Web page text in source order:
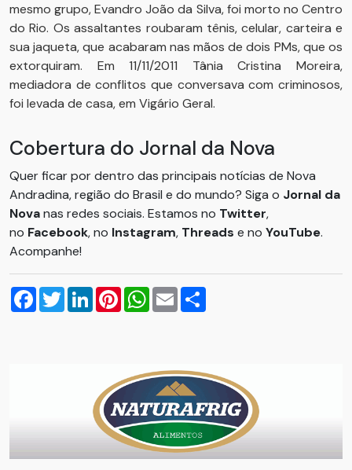
mesmo grupo, Evandro João da Silva, foi morto no Centro
do Rio. Os assaltantes roubaram tênis, celular, carteira e
sua jaqueta, que acabaram nas mãos de dois PMs, que os
extorquiram. Em 11/11/2011 Tânia Cristina Moreira,
mediadora de conflitos que conversava com criminosos,
foi levada de casa, em Vigário Geral.
Cobertura do Jornal da Nova
Quer ficar por dentro das principais notícias de Nova
Andradina, região do Brasil e do mundo? Siga o Jornal da
Novanas redes sociais. Estamos no Twitter,
no Facebook, no Instagram, Threads e no YouTube.
Acompanhe!
Facebook
TwitterLinkedInPinterestWhatsApp
Email